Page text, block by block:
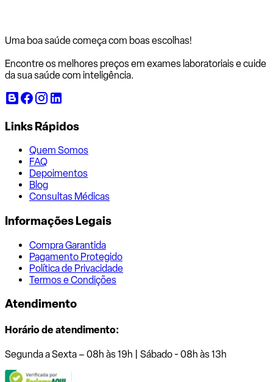
Uma boa saúde começa com boas escolhas!
Encontre os melhores preços em exames laboratoriais e cuide
da sua saúde com inteligência.
Links Rápidos
Quem Somos
FAQ
Depoimentos
Blog
Consultas Médicas
Informações Legais
Compra Garantida
Pagamento Protegido
Política de Privacidade
Termos e Condições
Atendimento
Horário de atendimento:
Segunda a Sexta – 08h às 19h | Sábado - 08h às 13h